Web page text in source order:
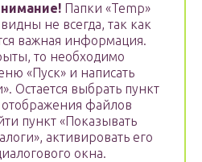
Папки «Temp»
не всегда, так как
важная информация.
то необходимо
«Пуск» и написать
Остается выбрать пункт
файлов
пункт «Показывать
активировать его
окна.